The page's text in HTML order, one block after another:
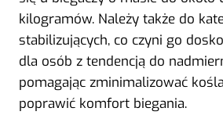
kilogramów. Należy także do
stabilizujących, co czyni go
dla osób z tendencją do
pomagając zminimalizować
poprawić komfort biegania.